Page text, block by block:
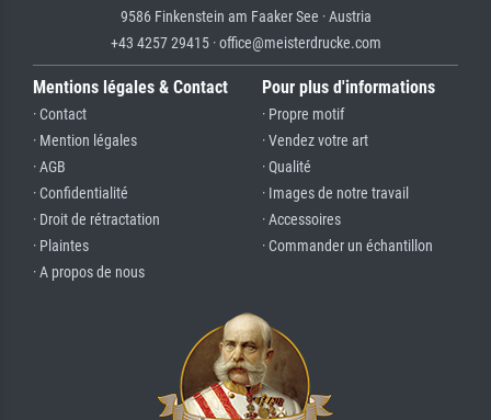
9586 Finkenstein am Faaker See · Austria
+43 4257 29415 · office@meisterdrucke.com
Mentions légales & Contact
· Contact
· Mention légales
· AGB
· Confidentialité
· Droit de rétractation
· Plaintes
· A propos de nous
Pour plus d'informations
· Propre motif
· Vendez votre art
· Qualité
· Images de notre travail
· Accessoires
· Commander un échantillon